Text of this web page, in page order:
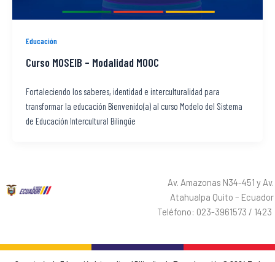
Educación
Curso MOSEIB – Modalidad MOOC
Fortaleciendo los saberes, identidad e interculturalidad para
transformar la educación Bienvenido(a) al curso Modelo del Sistema
de Educación Intercultural Bilingüe
Av. Amazonas N34-451 y Av.
Atahualpa Quito – Ecuador
Teléfono: 023-3961573 / 1423